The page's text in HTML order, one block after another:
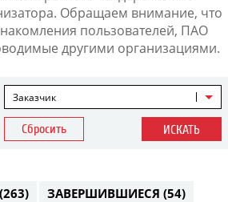
Обращаем внимание, что
пользователей, ПАО
другими организациями.
Заказчик
Сбросить ИСКАТЬ
(263) ЗАВЕРШИВШИЕСЯ (54)